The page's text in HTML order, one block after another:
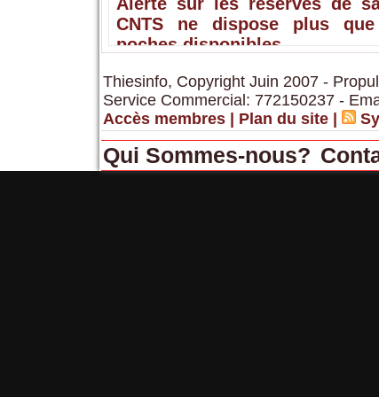
CNTS ne dispose plus
poches disponibles
Thiesinfo, Copyright Juin 2007 -
Service Commercial: 772150237 -
Accès membres
Plan du site
Qui Sommes-nous?